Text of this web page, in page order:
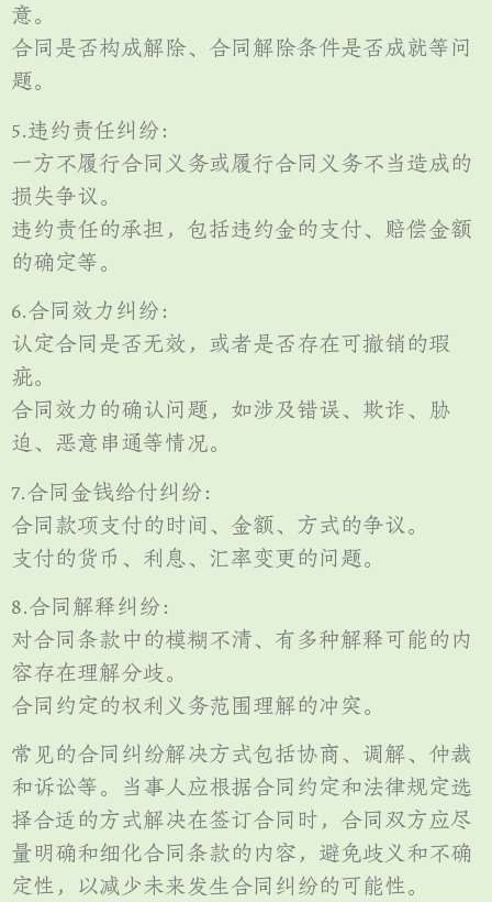
意。
合同是否构成解除、合同解除条件是否成就等问
题。
5.违约责任纠纷：
一方不履行合同义务或履行合同义务不当造成的
损失争议。
违约责任的承担，包括违约金的支付、赔偿金额
的确定等。
6.合同效力纠纷：
认定合同是否无效，或者是否存在可撤销的瑕
疵。
合同效力的确认问题，如涉及错误、欺诈、胁
迫、恶意串通等情况。
7.合同金钱给付纠纷：
合同款项支付的时间、金额、方式的争议。
支付的货币、利息、汇率变更的问题。
8.合同解释纠纷：
对合同条款中的模糊不清、有多种解释可能的内
容存在理解分歧。
合同约定的权利义务范围理解的冲突。
常见的合同纠纷解决方式包括协商、调解、仲裁
和诉讼等。当事人应根据合同约定和法律规定选
择合适的方式解决在签订合同时，合同双方应尽
量明确和细化合同条款的内容，避免歧义和不确
定性，以减少未来发生合同纠纷的可能性。